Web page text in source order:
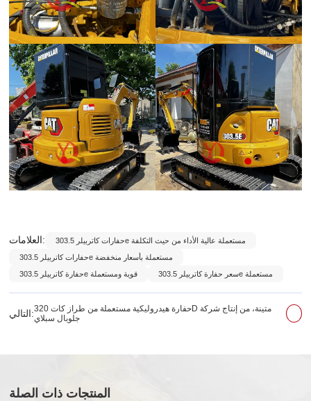
العلامات:
حفارات كاتربيلر 303.5e مستعملة عالية الأداء من حيث التكلفة
حفارات كاتربيلر 303.5e مستعملة بأسعار منخفضة
حفارة كاتربيلر 303.5e قوية ومستعملة
سعر حفارة كاتربيلر 303.5e مستعملة
التالي:حفارة هيدروليكية مستعملة من طراز كات 320D متينة، من إنتاج شركة
جلوبال سبلاي
المنتجات ذات الصلة